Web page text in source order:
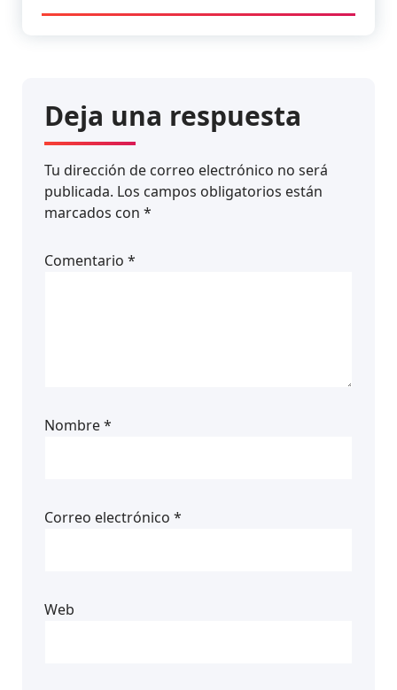
Deja una respuesta
Tu dirección de correo electrónico no será
publicada. Los campos obligatorios están
marcados con *
Comentario *
Nombre*
Correo electrónico *
Web